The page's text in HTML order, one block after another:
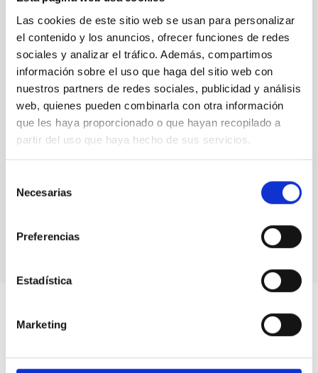
Las cookies de este sitio web se usan para personalizar
el contenido y los anuncios, ofrecer funciones de redes
sociales y analizar el tráfico. Además, compartimos
información sobre el uso que haga del sitio web con
nuestros partners de redes sociales, publicidad y análisis
web, quienes pueden combinarla con otra información
que les haya proporcionado o que hayan recopilado a
partir del uso que haya hecho de sus servicios.
Necesarias
Preferencias
Estadística
Marketing
Artem Burdanov durante las charlas previas a la
inauguración de Artemis
Sistema binario con dos estrellas a punto de